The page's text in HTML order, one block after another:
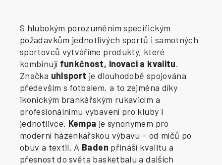
S hlubokým porozuměním specifickým
požadavkům jednotlivých sportů i samotných
sportovců vytváříme produkty, které
kombinují funkčnost, inovaci a kvalitu.
Značka uhlsport je dlouhodobě spojována
především s fotbalem, a to zejména díky
ikonickým brankářským rukavicím a
profesionálnímu vybavení pro kluby i
jednotlivce. Kempa je synonymem pro
moderní házenkářskou výbavu – od míčů po
obuv a textil. A Baden přináší kvalitu a
přesnost do světa basketbalu a dalších